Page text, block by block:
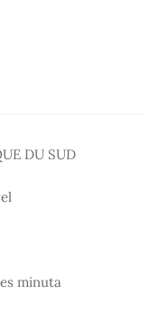
DU SUD
minuta